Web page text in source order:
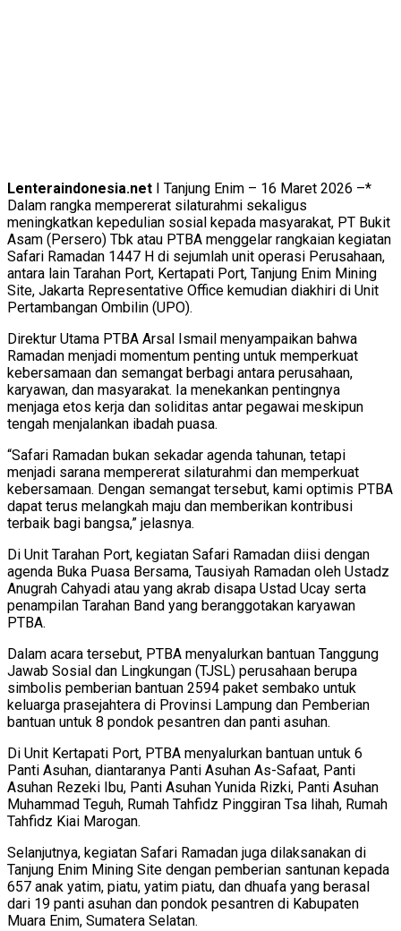
Lenteraindonesia.net I Tanjung Enim – 16 Maret 2026 –*
Dalam rangka mempererat silaturahmi sekaligus
meningkatkan kepedulian sosial kepada masyarakat, PT Bukit
Asam (Persero) Tbk atau PTBA menggelar rangkaian kegiatan
Safari Ramadan 1447 H di sejumlah unit operasi Perusahaan,
antara lain Tarahan Port, Kertapati Port, Tanjung Enim Mining
Site, Jakarta Representative Office kemudian diakhiri di Unit
Pertambangan Ombilin (UPO).
Direktur Utama PTBA Arsal Ismail menyampaikan bahwa
Ramadan menjadi momentum penting untuk memperkuat
kebersamaan dan semangat berbagi antara perusahaan,
karyawan, dan masyarakat. Ia menekankan pentingnya
menjaga etos kerja dan soliditas antar pegawai meskipun
tengah menjalankan ibadah puasa.
“Safari Ramadan bukan sekadar agenda tahunan, tetapi
menjadi sarana mempererat silaturahmi dan memperkuat
kebersamaan. Dengan semangat tersebut, kami optimis PTBA
dapat terus melangkah maju dan memberikan kontribusi
terbaik bagi bangsa,” jelasnya.
Di Unit Tarahan Port, kegiatan Safari Ramadan diisi dengan
agenda Buka Puasa Bersama, Tausiyah Ramadan oleh Ustadz
Anugrah Cahyadi atau yang akrab disapa Ustad Ucay serta
penampilan Tarahan Band yang beranggotakan karyawan
PTBA.
Dalam acara tersebut, PTBA menyalurkan bantuan Tanggung
Jawab Sosial dan Lingkungan (TJSL) perusahaan berupa
simbolis pemberian bantuan 2594 paket sembako untuk
keluarga prasejahtera di Provinsi Lampung dan Pemberian
bantuan untuk 8 pondok pesantren dan panti asuhan.
Di Unit Kertapati Port, PTBA menyalurkan bantuan untuk 6
Panti Asuhan, diantaranya Panti Asuhan As-Safaat, Panti
Asuhan Rezeki Ibu, Panti Asuhan Yunida Rizki, Panti Asuhan
Muhammad Teguh, Rumah Tahfidz Pinggiran Tsa lihah, Rumah
Tahfidz Kiai Marogan.
Selanjutnya, kegiatan Safari Ramadan juga dilaksanakan di
Tanjung Enim Mining Site dengan pemberian santunan kepada
657 anak yatim, piatu, yatim piatu, dan dhuafa yang berasal
dari 19 panti asuhan dan pondok pesantren di Kabupaten
Muara Enim, Sumatera Selatan.